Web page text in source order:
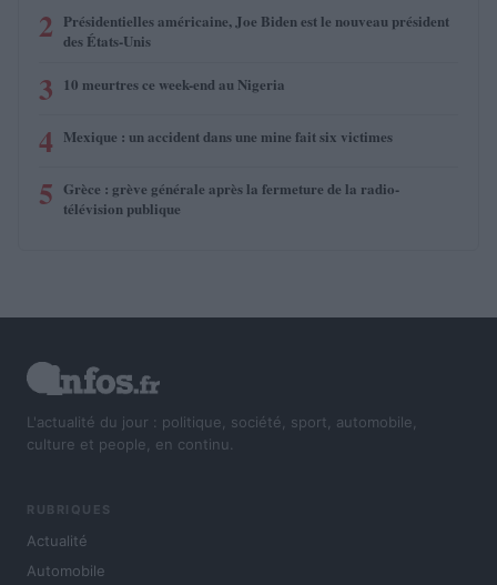
2 Présidentielles américaine, Joe Biden est le nouveau président
des États-Unis
3 10 meurtres ce week-end au Nigeria
4 Mexique : un accident dans une mine fait six victimes
5 Grèce : grève générale après la fermeture de la radio-
télévision publique
L'actualité du jour : politique, société, sport, automobile,
culture et people, en continu.
RUBRIQUES
Actualité
Automobile